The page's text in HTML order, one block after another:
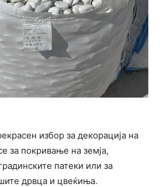
избор за декорација на
за покривање на земја,
патеки или за
дрвца и цвеќиња.